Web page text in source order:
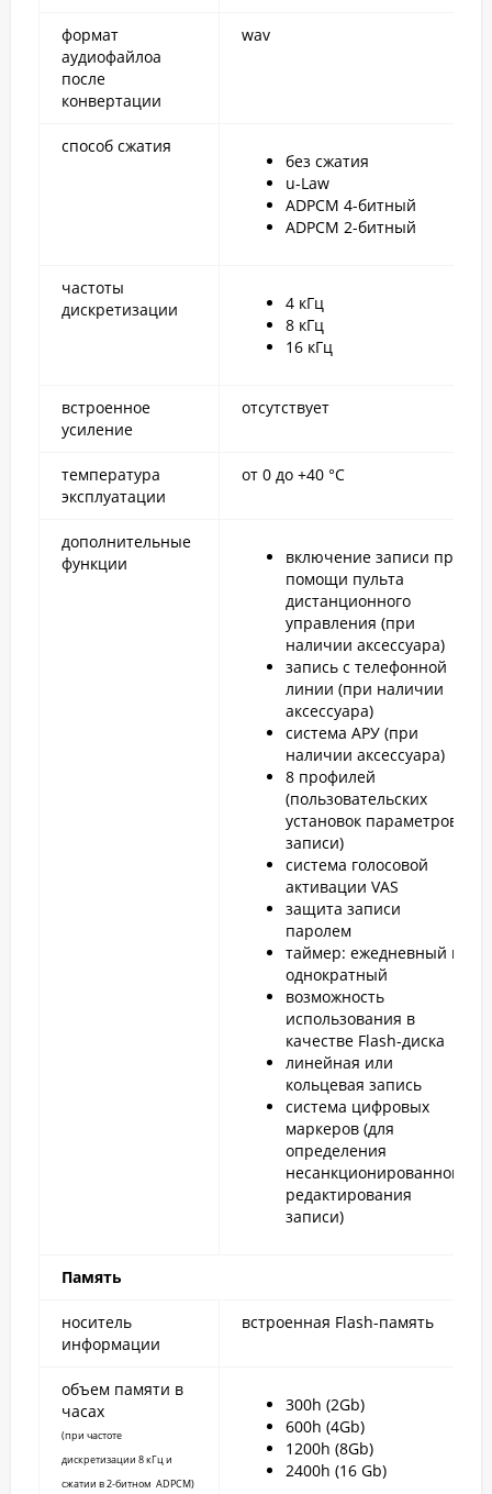
формат
аудиофайлоа
после
конвертации
wav
способ сжатия
без сжатия
u-Law
ADPCM 4-битный
ADPCM 2-битный
частоты
дискретизации
4 кГц
8 кГц
16 кГц
встроенное
усиление
отсутствует
температура
эксплуатации
от 0 до +40 °С
дополнительные
функции
включение записи при
помощи пульта
дистанционного
управления (при
наличии аксессуара)
запись с телефонной
линии (при наличии
аксессуара)
система АРУ (при
наличии аксессуара)
8 профилей
(пользовательских
установок параметров
записи)
система голосовой
активации VAS
защита записи
паролем
таймер: ежедневный и
однократный
возможность
использования в
качестве Flash-диска
линейная или
кольцевая запись
система цифровых
маркеров (для
определения
несанкционированного
редактирования
записи)
Память
носитель
информации
встроенная Flash-память
объем памяти в
часах
(при частоте
дискретизации 8 кГц и
сжатии в 2-битном ADPCM)
300h (2Gb)
600h (4Gb)
1200h (8Gb)
2400h (16 Gb)